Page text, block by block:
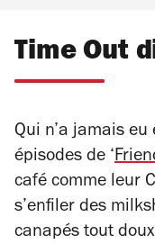
Time Out
Qui n’a jamais
épisodes de ‘
café comme leur
s’enfiler des
canapés tout